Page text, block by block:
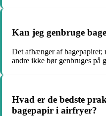
Kan jeg genbruge
Det afhænger af bagepapiret;
andre ikke bør genbruges på
Hvad er de bedste
bagepapir i airfryer?